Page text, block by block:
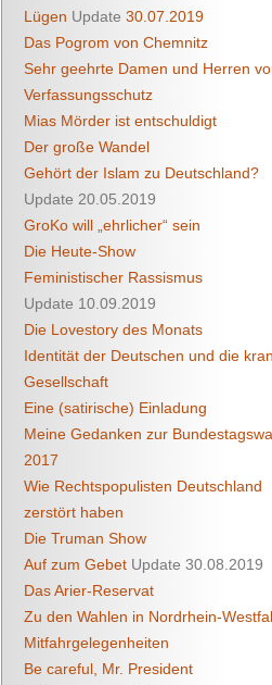
Lügen Update 30.07.2019
Das Pogrom von Chemnitz
Sehr geehrte Damen und Herren
Verfassungsschutz
Mias Mörder ist entschuldigt
Der große Wandel
Gehört der Islam zu Deutschland?
Update 20.05.2019
GroKo will „ehrlicher“ sein
Die Heute-Show
Feministischer Rassismus
Update 10.09.2019
Die Lovestory des Monats
Identität der Deutschen und die
Gesellschaft
Eine (satirische) Einladung
Meine Gedanken zur
2017
Wie Rechtspopulisten Deutschland
zerstört haben
Die Truman Show
Auf zum Gebet Update 30.08.2019
Das Arier-Reservat
Zu den Wahlen in Nordrhein-
Mitfahrgelegenheiten
Be careful, Mr. President